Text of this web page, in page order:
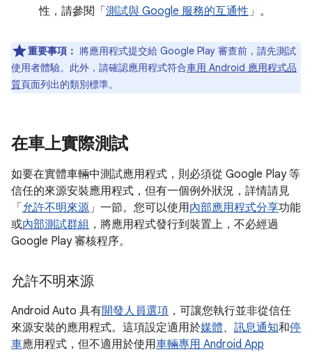
性，請參閱「 測試與 Google 服務的互通性」。
重要事項： 將應用程式提交給 Google Play 審查前，請先測試
使用者體驗。此外，請確認應用程式符合車用 Android 應用程式品
質頁面列出的類別標準。
在車上實際測試
如要在實體車輛中測試應用程式，則必須從 Google Play 等
信任的來源安裝應用程式，但有一個例外狀況，詳情請見
「 允許不明來源」一節。您可以使用內部應用程式分享功能
或內部測試群組 ，將應用程式發行到裝置上，不必經過
Google Play 審核程序。
允許不明來源
Android Auto 具有開發人員選項 ，可讓您執行並非從信任
來源安裝的應用程式。這項設定適用於媒體、 訊息通知和停
車應用程式，但不適用於使用車輛專用 Android App